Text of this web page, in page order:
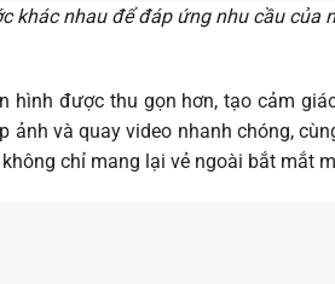
khác nhau để đáp ứng nhu cầu của
hình được thu gọn hơn, tạo cảm
và quay video nhanh chóng,
chỉ mang lại vẻ ngoài bắt mắt